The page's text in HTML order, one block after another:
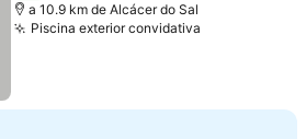
a 10.9 km de Alcácer do Sal
Piscina exterior convidativa